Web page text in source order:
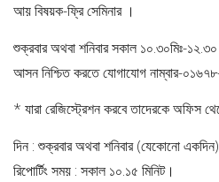
আয় বিষয়ক-ফ্রি সেমিনার ।
শুক্রবার অথবা শনিবার সকাল ১০.৩০মিঃ-১২.৩০
আসন নিশ্চিত করতে যোগাযোগ নাম্বার-
* যারা রেজিস্ট্রেশন করবে তাদেরকে অফিস
দিন : শুক্রবার অথবা শনিবার (যেকোনো একদিন)
রিপোর্টিং সময় : সকাল ১০.১৫ মিনিট।